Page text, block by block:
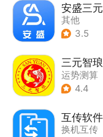
安盛三元
其他
3.5
三元智琅
运势测算
4.4
互传软件
换机互传